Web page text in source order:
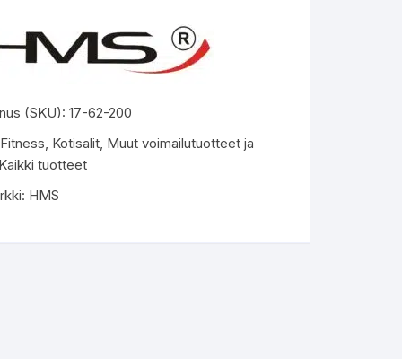
(SKU): 17-62-200
Fitness, Kotisalit, Muut voimailutuotteet ja
Kaikki tuotteet
HMS